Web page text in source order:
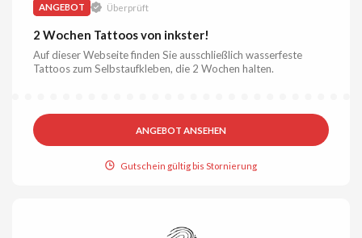
ANGEBOT Überprüft
2 Wochen Tattoos von inkster!
Auf dieser Webseite finden Sie ausschließlich wasserfeste
Tattoos zum Selbstaufkleben, die 2 Wochen halten.
ANGEBOT ANSEHEN
Gutschein gültig bis Stornierung